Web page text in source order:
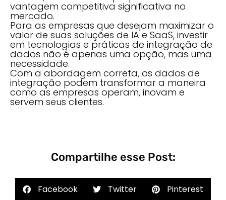
vantagem competitiva significativa no
mercado.
Para as empresas que desejam maximizar o
valor de suas soluções de IA e SaaS, investir
em tecnologias e práticas de integração de
dados não é apenas uma opção, mas uma
necessidade.
Com a abordagem correta, os dados de
integração podem transformar a maneira
como as empresas operam, inovam e
servem seus clientes.
Compartilhe esse Post:
Facebook Twitter Pinterest